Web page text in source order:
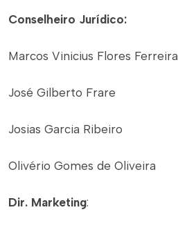
Conselheiro Jurídico:
Marcos Vinicius Flores Ferreira
José Gilberto Frare
Josias Garcia Ribeiro
Olivério Gomes de Oliveira
Dir. Marketing: